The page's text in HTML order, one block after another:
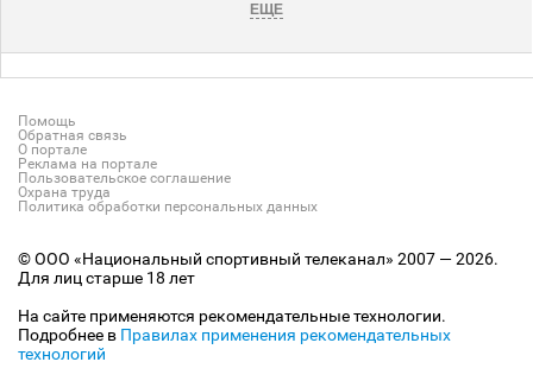
ЕЩЕ
Помощь
Обратная связь
О портале
Реклама на портале
Пользовательское соглашение
Охрана труда
Политика обработки персональных данных
© ООО «Национальный спортивный телеканал» 2007 — 2026.
Для лиц старше 18 лет
На сайте применяются рекомендательные технологии.
Подробнее в Правилах применения рекомендательных
технологий